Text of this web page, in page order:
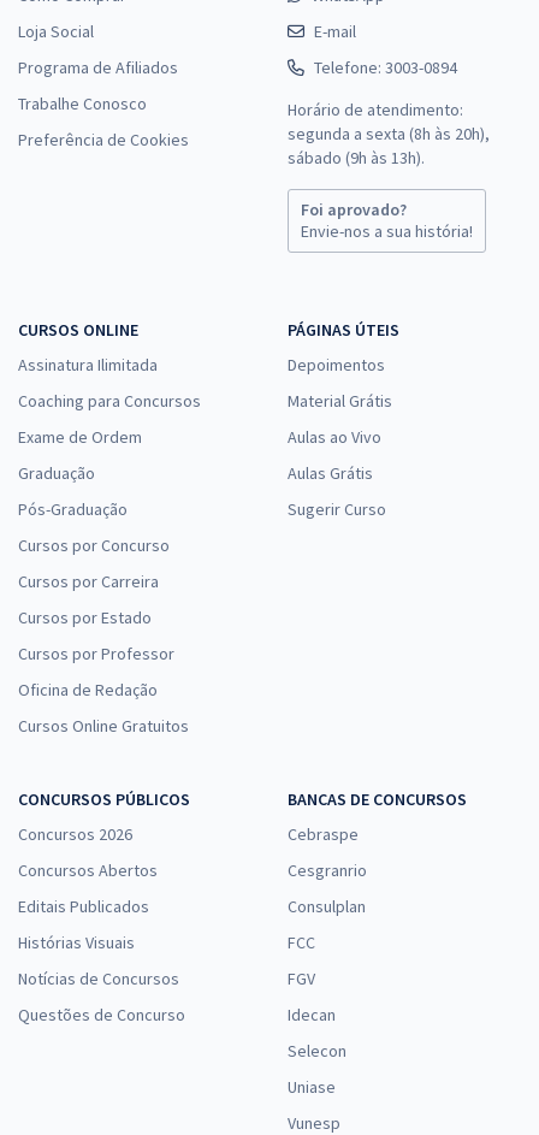
Loja Social
Programa de Afiliados
Trabalhe Conosco
Preferência de Cookies
E-mail
Telefone: 3003-0894
Horário de atendimento:
segunda a sexta (8h às 20h),
sábado (9h às 13h).
Foi aprovado?
Envie-nos a sua história!
CURSOS ONLINE
Assinatura Ilimitada
Coaching para Concursos
Exame de Ordem
Graduação
Pós-Graduação
Cursos por Concurso
Cursos por Carreira
Cursos por Estado
Cursos por Professor
Oficina de Redação
Cursos Online Gratuitos
PÁGINAS ÚTEIS
Depoimentos
Material Grátis
Aulas ao Vivo
Aulas Grátis
Sugerir Curso
CONCURSOS PÚBLICOS
Concursos 2026
Concursos Abertos
Editais Publicados
Histórias Visuais
Notícias de Concursos
Questões de Concurso
BANCAS DE CONCURSOS
Cebraspe
Cesgranrio
Consulplan
FCC
FGV
Idecan
Selecon
Uniase
Vunesp